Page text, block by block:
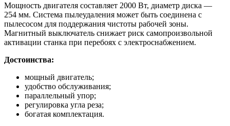
Мощность двигателя составляет 2000 Вт, диаметр диска —
254 мм. Система пылеудаления может быть соединена с
пылесосом для поддержания чистоты рабочей зоны.
Магнитный выключатель снижает риск самопроизвольной
активации станка при перебоях с электроснабжением.
Достоинства:
мощный двигатель;
удобство обслуживания;
параллельный упор;
регулировка угла реза;
богатая комплектация.